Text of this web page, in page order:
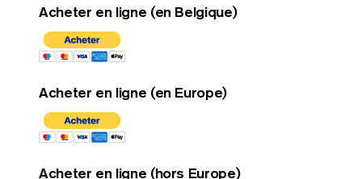
Acheter en ligne (en Belgique)
Acheter en ligne (en Europe)
Acheter en ligne (hors Europe)